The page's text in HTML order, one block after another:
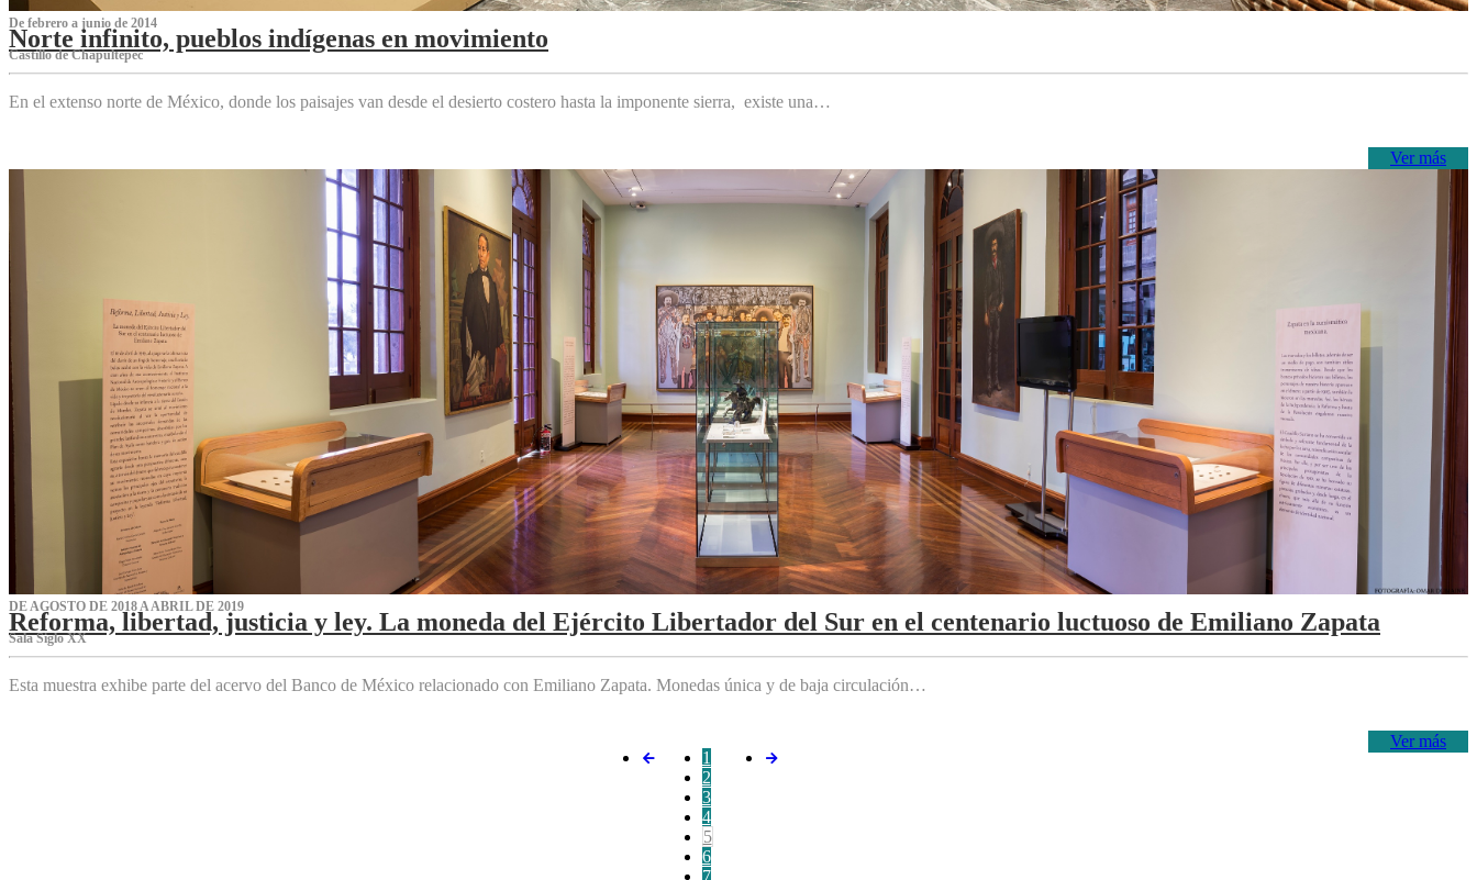
De febrero a junio de 2014
Norte infinito, pueblos indígenas en movimiento
Castillo de Chapultepec
En el extenso norte de México, donde los paisajes van desde el desierto costero hasta la imponente sierra, existe una…
Ver más
DE AGOSTO DE 2018 A ABRIL DE 2019
Reforma, libertad, justicia y ley. La moneda del Ejército Libertador del Sur en el centenario luctuoso de Emiliano Zapata
Sala Siglo XX
Esta muestra exhibe parte del acervo del Banco de México relacionado con Emiliano Zapata. Monedas única y de baja circulación…
Ver más
1
2
3
4
5
6
7